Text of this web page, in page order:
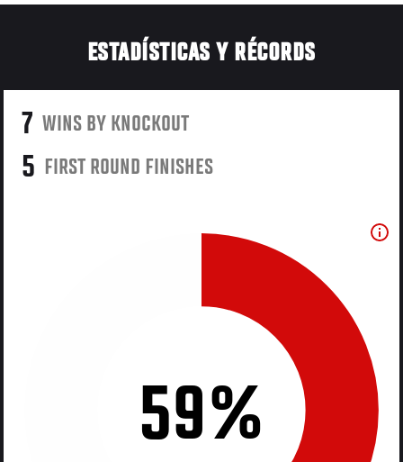
ESTADÍSTICAS Y RÉCORDS
7 WINS BY KNOCKOUT
5 FIRST ROUND FINISHES
59%